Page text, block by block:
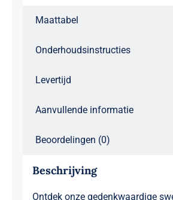
Maattabel
Onderhoudsinstructies
Levertijd
Aanvullende informatie
Beoordelingen (0)
Beschrijving
Ontdek onze gedenkwaardige